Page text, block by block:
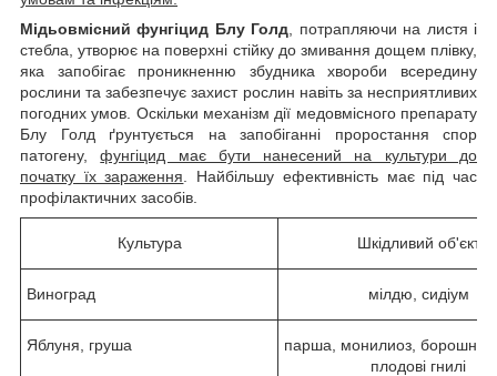
Мідьовмісний фунгіцид Блу Голд , потрапляючи на листя і
стебла, утворює на поверхні стійку до змивання дощем плівку,
яка запобігає проникненню збудника хвороби всередину
рослини та забезпечує захист рослин навіть за несприятливих
погодних умов. Оскільки механізм дії медовмісного препарату
Блу Голд ґрунтується на запобіганні проростання спор
патогену,фунгіцид має бути нанесений на культури до
початку їх зараження . Найбільшу ефективність має під час
профілактичних засобів.
Культура Шкідливий об'єкт
Виноград мілдю, сидіум
Яблуня, груша
парша, монилиоз,
плодові гнилі